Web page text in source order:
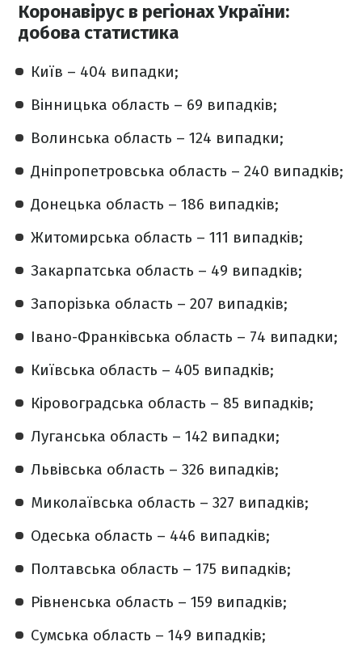
Коронавірус в регіонах України:
добова статистика
Київ – 404 випадки;
Вінницька область – 69 випадків;
Волинська область – 124 випадки;
Дніпропетровська область – 240 випадків;
Донецька область – 186 випадків;
Житомирська область – 111 випадків;
Закарпатська область – 49 випадків;
Запорізька область – 207 випадків;
Івано-Франківська область – 74 випадки;
Київська область – 405 випадків;
Кіровоградська область – 85 випадків;
Луганська область – 142 випадки;
Львівська область – 326 випадків;
Миколаївська область – 327 випадків;
Одеська область – 446 випадків;
Полтавська область – 175 випадків;
Рівненська область – 159 випадків;
Сумська область – 149 випадків;